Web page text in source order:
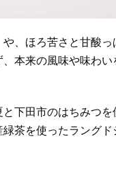
、ほろ苦さと甘酸
本来の風味や味わ
下田市のはちみつ
茶を使ったラング